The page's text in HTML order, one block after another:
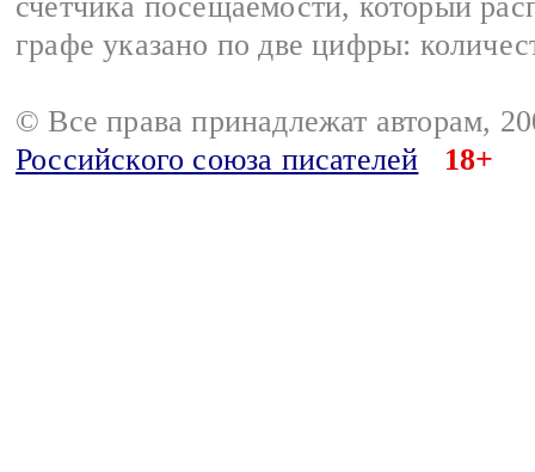
графе указано по две цифры:
© Все права принадлежат авторам,
Российского союза писателей
18+